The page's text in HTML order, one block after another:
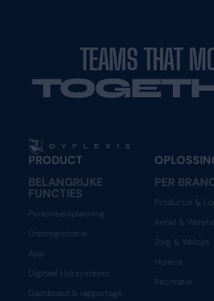
TEAMS THAT
PRODUCT
BELANGRIJKE
FUNCTIES
Personeelsplanning
Urenregistratie
App
Digitaal kloksysteem
Dashboard & rapportage
PER
Productie &
Retail &
Zorg & Welzijn
Horeca
Recreatie